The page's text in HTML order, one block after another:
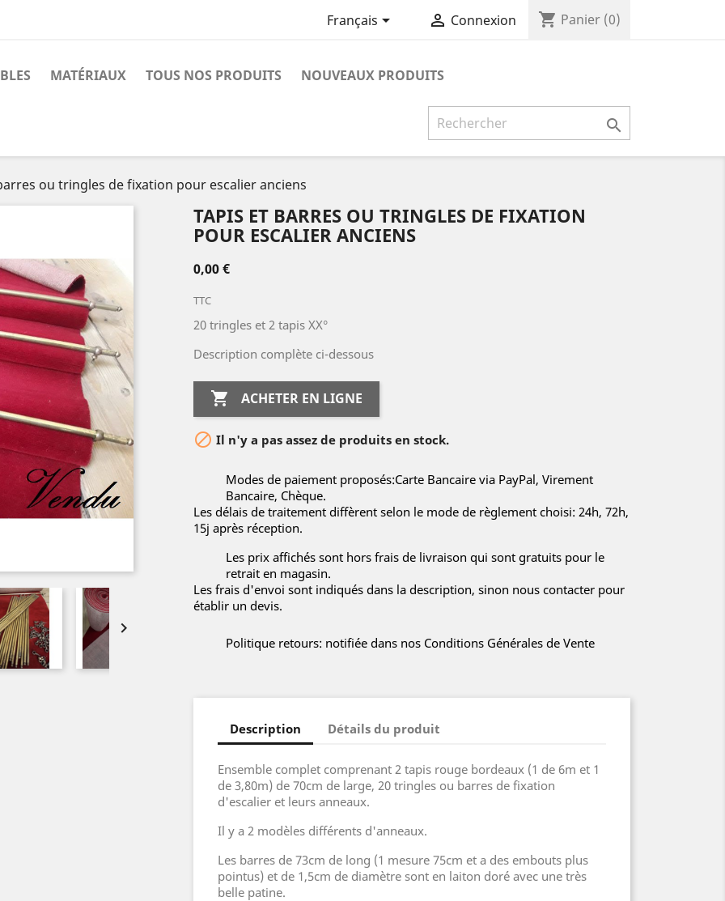
Français  Connexion shopping_cart Panier (0)
MATÉRIAUX TOUS NOS PRODUITS NOUVEAUX PRODUITS

ou tringles de fixation pour escalier anciens

TAPIS ET BARRES OU TRINGLES DE FIXATION
POUR ESCALIER ANCIENS
0,00 €
TTC
20 tringles et 2 tapis XX°
Description complète ci-dessous
 ACHETER EN LIGNE
 Il n'y a pas assez de produits en stock.
Modes de paiement proposés:Carte Bancaire via PayPal, Virement
Bancaire, Chèque.
Les délais de traitement diffèrent selon le mode de règlement choisi: 24h, 72h,
15j après réception.
Les prix affichés sont hors frais de livraison qui sont gratuits pour le
retrait en magasin.
Les frais d'envoi sont indiqués dans la description, sinon nous contacter pour
établir un devis.
Politique retours: notifiée dans nos Conditions Générales de Vente
Description Détails du produit
Ensemble complet comprenant 2 tapis rouge bordeaux (1 de 6m et 1
de 3,80m) de 70cm de large, 20 tringles ou barres de fixation
d'escalier et leurs anneaux.
Il y a 2 modèles différents d'anneaux.
Les barres de 73cm de long (1 mesure 75cm et a des embouts plus
pointus) et de 1,5cm de diamètre sont en laiton doré avec une très
belle patine.